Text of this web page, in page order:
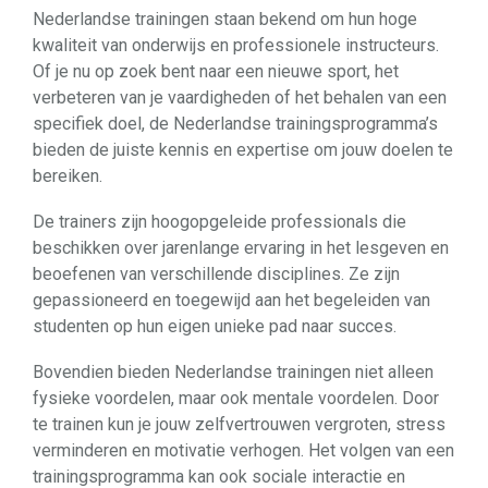
Nederlandse trainingen staan bekend om hun hoge
kwaliteit van onderwijs en professionele instructeurs.
Of je nu op zoek bent naar een nieuwe sport, het
verbeteren van je vaardigheden of het behalen van een
specifiek doel, de Nederlandse trainingsprogramma’s
bieden de juiste kennis en expertise om jouw doelen te
bereiken.
De trainers zijn hoogopgeleide professionals die
beschikken over jarenlange ervaring in het lesgeven en
beoefenen van verschillende disciplines. Ze zijn
gepassioneerd en toegewijd aan het begeleiden van
studenten op hun eigen unieke pad naar succes.
Bovendien bieden Nederlandse trainingen niet alleen
fysieke voordelen, maar ook mentale voordelen. Door
te trainen kun je jouw zelfvertrouwen vergroten, stress
verminderen en motivatie verhogen. Het volgen van een
trainingsprogramma kan ook sociale interactie en